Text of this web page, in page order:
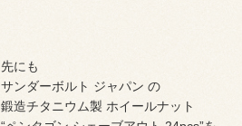
先にも
サンダーボルト ジャパン の
鍛造チタニウム製 ホイールナット